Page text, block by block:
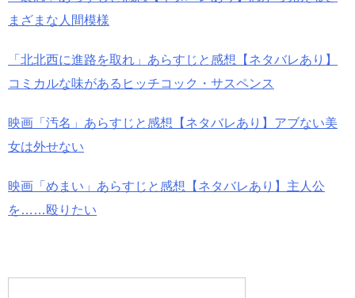
まざまな人間模様
「北北西に進路を取れ」あらすじと感想【ネタバレあり】
コミカルな味があるヒッチコック・サスペンス
映画「汚名」あらすじと感想【ネタバレあり】アブない美
女は外せない
映画「めまい」あらすじと感想【ネタバレあり】主人公
を……殴りたい